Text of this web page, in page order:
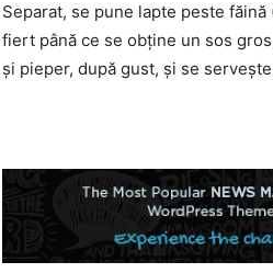
Separat, se pune lapte peste
fiert până ce se obţine un sos
și pieper, după gust, și se